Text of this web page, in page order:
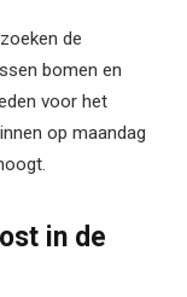
de
bomen en
voor het
op maandag
in de